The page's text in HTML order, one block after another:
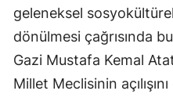
geleneksel
dönülmesi çağrısında
Gazi Mustafa Kemal
Millet Meclisinin